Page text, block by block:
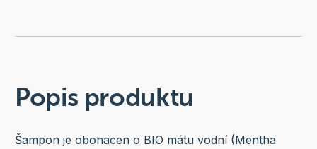
Popis produktu
Šampon je obohacen o BIO mátu vodní (Mentha